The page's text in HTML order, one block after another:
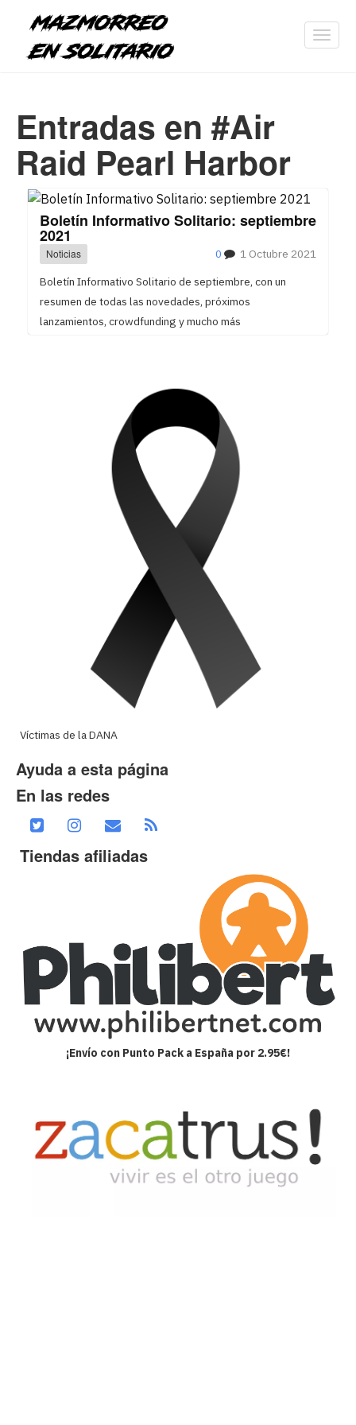
Entradas en #Air
Raid Pearl Harbor
Boletín Informativo Solitario: septiembre
2021
Noticias 1 Octubre 2021
0
Boletín Informativo Solitario de septiembre, con un
resumen de todas las novedades, próximos
lanzamientos, crowdfunding y mucho más
Víctimas de la DANA
Ayuda a esta página
En las redes
Tiendas afiliadas
¡Envío con Punto Pack a España por 2.95€!